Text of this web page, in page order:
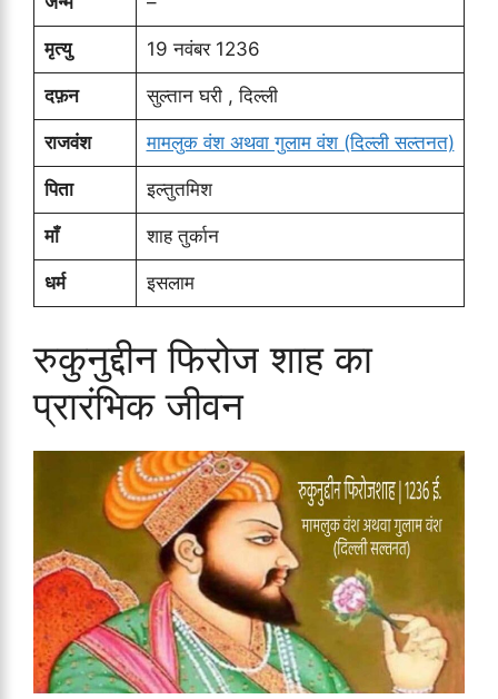
मृत्यु 19 नवंबर 1236
दफ़न सुल्तान घरी , दिल्ली
राजवंश मामलुक वंश अथवा गुलाम वंश (दिल्ली सल्तनत)
पिता इल्तुतमिश
माँ शाह तुर्कान
धर्म इसलाम
रुकुनुद्दीन फिरोज शाह का
प्रारंभिक जीवन